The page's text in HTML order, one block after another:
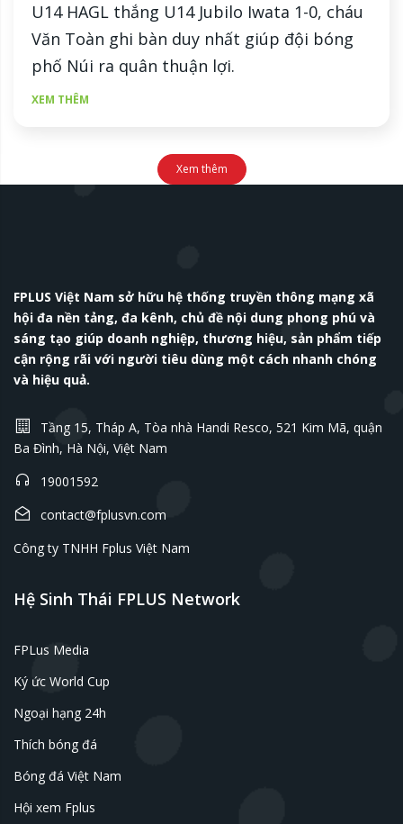
U14 HAGL thắng U14 Jubilo Iwata 1-0, cháu
Văn Toàn ghi bàn duy nhất giúp đội bóng
phố Núi ra quân thuận lợi.
XEM THÊM
Xem thêm
FPLUS Việt Nam sở hữu hệ thống truyền thông mạng xã
hội đa nền tảng, đa kênh, chủ đề nội dung phong phú và
sáng tạo giúp doanh nghiệp, thương hiệu, sản phẩm tiếp
cận rộng rãi với người tiêu dùng một cách nhanh chóng
và hiệu quả.
Tầng 15, Tháp A, Tòa nhà Handi Resco, 521 Kim Mã, quận
Ba Đình, Hà Nội, Việt Nam
19001592
contact@fplusvn.com
Công ty TNHH Fplus Việt Nam
Hệ Sinh Thái FPLUS Network
FPLus Media
Ký ức World Cup
Ngoại hạng 24h
Thích bóng đá
Bóng đá Việt Nam
Hội xem Fplus